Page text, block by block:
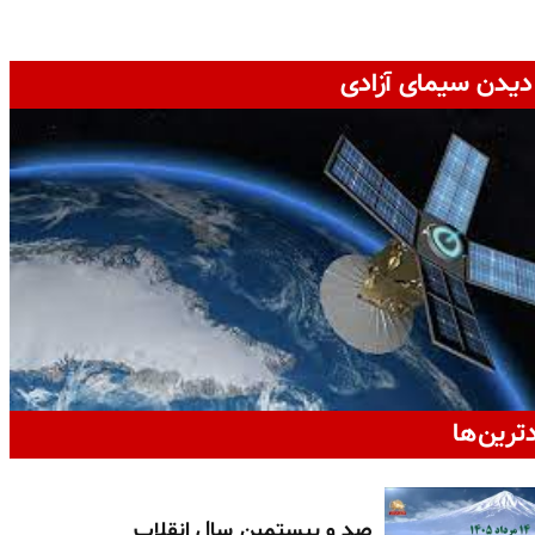
سیمای آزادی